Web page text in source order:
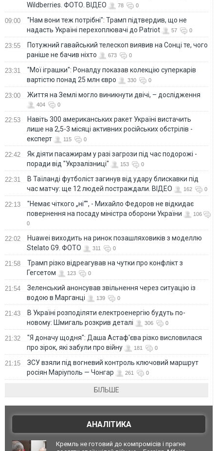
Wildberries. ФОТО. ВІДЕО
78 0
09:00
"Нам вони теж потрібні": Трамп підтвердив, що не
надасть Україні перехоплювачі до Patriot
57 0
23:55
Потужний гавайський телескоп виявив на Сонці те, чого
раніше не бачив ніхто
673 0
23:31
"Мої іграшки": Роналду показав колекцію суперкарів
вартістю понад 25 млн євро
330 0
23:00 Життя на Землі могло виникнути двічі, – дослідження
404 0
22:53
Навіть 300 американських ракет Україні вистачить
лише на 2,5-3 місяці активних російських обстрілів -
експерт
115 0
22:42
Як діяти пасажирам у разі загрози під час подорожі -
поради від "Укрзалізниці"
153 0
22:31
В Таїланді футболіст загинув від удару блискавки під
час матчу: ще 12 людей постраждали. ВІДЕО
162 0
22:13
"Немає чіткого „ні“", - Михайло Федоров не відкидає
повернення на посаду міністра оборони України
106
0
22:02
Huawei виходить на ринок позашляховиків з моделлю
Stelato G9. ФОТО
311 0
21:58
Трамп різко відреагував на чутки про конфлікт з
Гегсетом
123 0
21:54
Зеленський анонсував звільнення через ситуацію із
водою в Марганці
139 0
21:43
В Україні розподіляти електроенергію будуть по-
новому: Шмигаль розкрив деталі
306 0
21:32
"Я доначу щодня": Даша Астаф'єва різко висловилася
про зірок, які забули про війну
181 0
21:15
ЗСУ взяли під вогневий контроль ключовий маршрут
росіян Маріуполь — Чонгар
261 0
БІЛЬШЕ
АНАЛІТИКА
Кремль не готовий до компромісів і прагне